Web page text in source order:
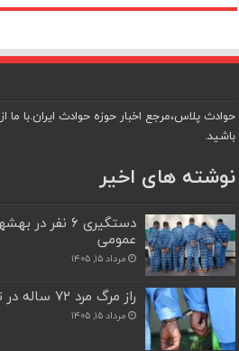
حوادث پلاس،مرجع اخبار حوزه حوادث ایران.با ما
باشید.
نوشته های اخیر
دستگیری ۶
عمومی
مرداد ۱۵, ۱۴۰۵
راز مرگ مرد ۷۲ ساله در تهرانپارس فاش شد
مرداد ۱۵, ۱۴۰۵